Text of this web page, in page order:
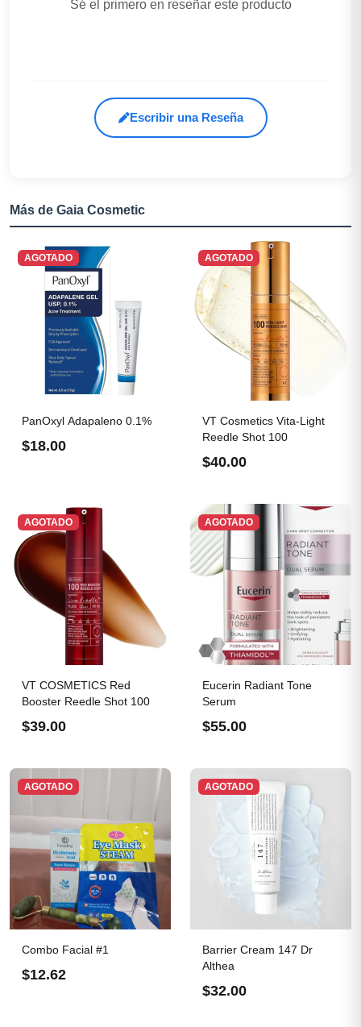
Sé el primero en reseñar este producto
Escribir una Reseña
Más de Gaia Cosmetic
AGOTADO
PanOxyl Adapaleno 0.1%
$18.00
AGOTADO
VT Cosmetics Vita-Light
Reedle Shot 100
$40.00
AGOTADO
VT COSMETICS Red
Booster Reedle Shot 100
$39.00
AGOTADO
Eucerin Radiant Tone
Serum
$55.00
AGOTADO
Combo Facial #1
$12.62
AGOTADO
Barrier Cream 147 Dr
Althea
$32.00